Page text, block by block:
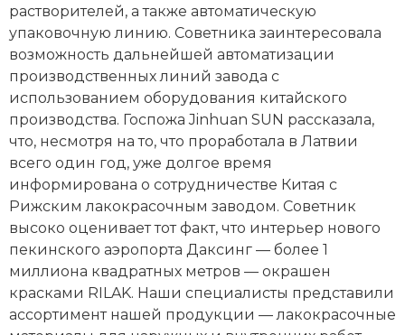
растворителей, а также автоматическую
упаковочную линию. Советника заинтересовала
возможность дальнейшей автоматизации
производственных линий завода с
использованием оборудования китайского
производства. Госпожа Jinhuan SUN рассказала,
что, несмотря на то, что проработала в Латвии
всего один год, уже долгое время
информирована о сотрудничестве Китая с
Рижским лакокрасочным заводом. Советник
высоко оценивает тот факт, что интерьер нового
пекинского аэропорта Даксинг — более 1
миллиона квадратных метров — окрашен
красками RILAK. Наши специалисты представили
ассортимент нашей продукции — лакокрасочные